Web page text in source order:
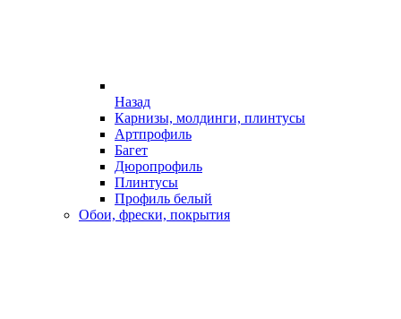
Назад
Карнизы, молдинги, плинтусы
Артпрофиль
Багет
Дюропрофиль
Плинтусы
Профиль белый
Обои, фрески, покрытия